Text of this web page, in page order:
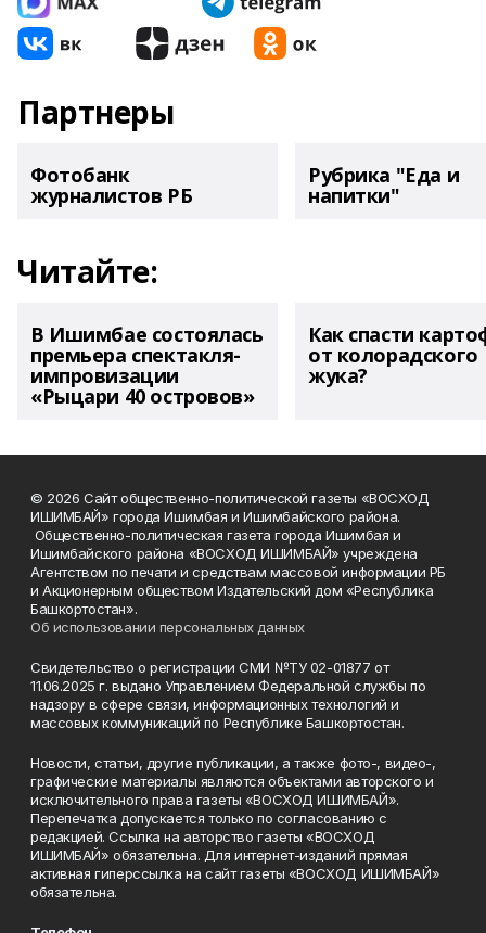
Партнеры
Фотобанк
журналистов РБ
Рубрика "Еда и
напитки"
Читайте:
В Ишимбае состоялась
премьера спектакля-
импровизации
«Рыцари 40 островов»
Как спасти
от колорадского
жука?
© 2026 Сайт общественно-политической газеты «ВОСХОД
ИШИМБАЙ» города Ишимбая и Ишимбайского района.
Общественно-политическая газета города Ишимбая и
Ишимбайского района «ВОСХОД ИШИМБАЙ» учреждена
Агентством по печати и средствам массовой информации РБ
и Акционерным обществом Издательский дом «Республика
Башкортостан».
Об использовании персональных данных
Свидетельство о регистрации СМИ №ТУ 02-01877 от
11.06.2025 г. выдано Управлением Федеральной службы по
надзору в сфере связи, информационных технологий и
массовых коммуникаций по Республике Башкортостан.
Новости, статьи, другие публикации, а также фото-, видео-,
графические материалы являются объектами авторского и
исключительного права газеты «ВОСХОД ИШИМБАЙ».
Перепечатка допускается только по согласованию с
редакцией. Ссылка на авторство газеты «ВОСХОД
ИШИМБАЙ» обязательна. Для интернет-изданий прямая
активная гиперссылка на сайт газеты «ВОСХОД ИШИМБАЙ»
обязательна.